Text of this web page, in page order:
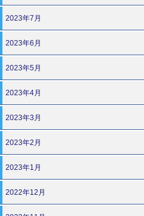
2023年7月
2023年6月
2023年5月
2023年4月
2023年3月
2023年2月
2023年1月
2022年12月